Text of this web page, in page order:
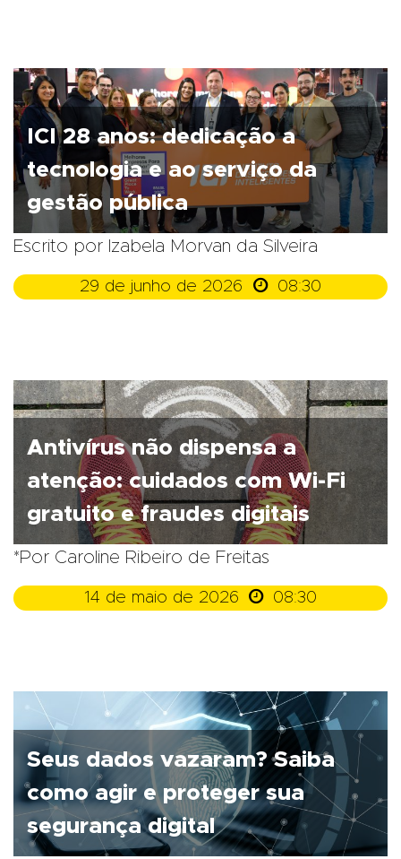
ICI 28 anos: dedicação a
tecnologia e ao serviço da
gestão pública
Escrito por Izabela Morvan da Silveira
29 de junho de 2026  08:30
Antivírus não dispensa a
atenção: cuidados com Wi-Fi
gratuito e fraudes digitais
*Por Caroline Ribeiro de Freitas
14 de maio de 2026  08:30
Seus dados vazaram? Saiba
como agir e proteger sua
segurança digital